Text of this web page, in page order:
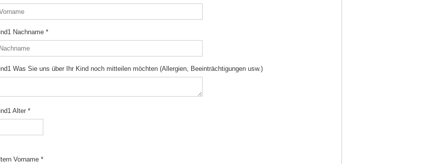
Nachname *
Was Sie uns über Ihr Kind noch mitteilen möchten (Allergien, Beeinträchtigungen usw.)
Alter *
Vorname *